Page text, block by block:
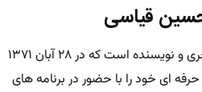
قیاسی
، کمدین، مجری و نویسنده است که در ۲۸ آبان ۱۳۷۱
‌ای خود را با حضور در برنامه ‌های